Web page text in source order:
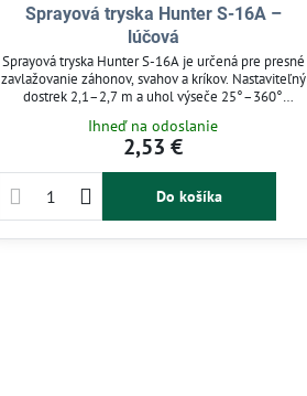
Sprayová tryska Hunter S-16A –
lúčová
Sprayová tryska Hunter S-16A je určená pre presné
zavlažovanie záhonov, svahov a kríkov. Nastaviteľný
dostrek 2,1–2,7 m a uhol výseče 25°–360°
Nízka rýchlosť zavlažovania minimalizuje plytvanie
vodou, ideálna pre efektívne zavlažovacie systémy
Ihneď na odoslanie
2,53 €
Do košíka